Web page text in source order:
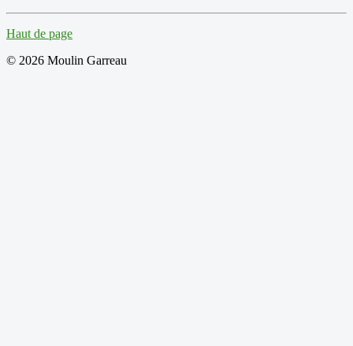
Haut de page
© 2026 Moulin Garreau